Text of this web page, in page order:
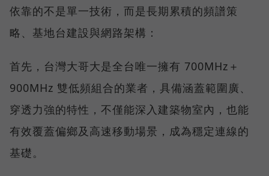
依靠的不是單一技術，而是長期累積的頻譜策
略、基地台建設與網路架構：
首先，台灣大哥大是全台唯一擁有 700MHz＋
900MHz 雙低頻組合的業者，具備涵蓋範圍廣、
穿透力強的特性，不僅能深入建築物室內，也能
有效覆蓋偏鄉及高速移動場景，成為穩定連線的
基礎。